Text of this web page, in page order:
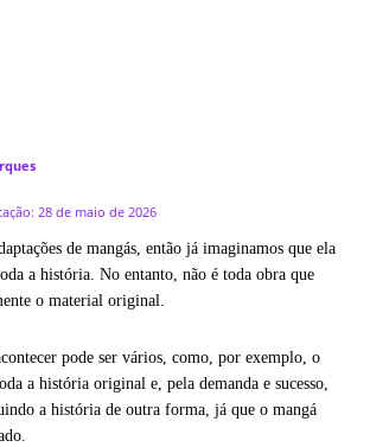
28 de maio de 2026
de mangás, então já imaginamos que ela
a história. No entanto, não é toda obra que
o material original.
pode ser vários, como, por exemplo, o
a história original e, pela demanda e sucesso,
a história de outra forma, já que o mangá